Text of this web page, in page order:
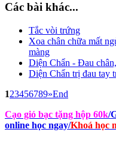
Các bài khác...
Tắc vòi trứng
Xoa chân chữa mất
màng
Diện Chẩn - Đau
Diện Chẩn trị đau tay
123456789»End
Cạo gió bạc tặng hộp 60k/
online học ngay/Khoá học